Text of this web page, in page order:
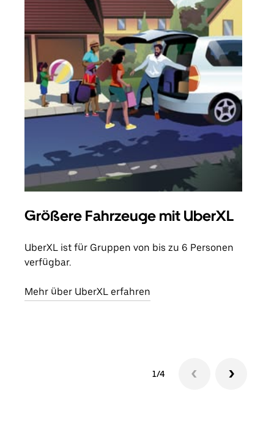
Größere Fahrzeuge mit UberXL
UberXL ist für Gruppen von bis zu 6 Personen
verfügbar.
Mehr über UberXL erfahren
1/4